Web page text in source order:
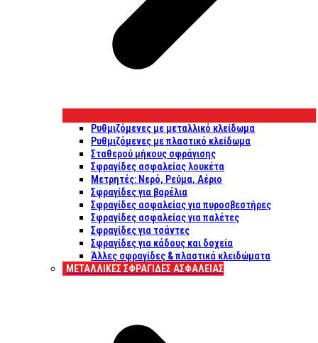
Ρυθμιζόμενες με μεταλλικό κλείδωμα
Ρυθμιζόμενες με πλαστικό κλείδωμα
Σταθερού μήκους σφράγισης
Σφραγίδες ασφαλείας λουκέτα
Μετρητές: Νερό, Ρεύμα, Αέριο
Σφραγίδες για βαρέλια
Σφραγίδες ασφαλείας για πυροσβεστήρες
Σφραγίδες ασφαλείας για παλέτες
Σφραγίδες για τσάντες
Σφραγίδες για κάδους και δοχεία
Άλλες σφραγίδες & πλαστικά κλειδώματα
ΜΕΤΑΛΛΙΚΕΣ ΣΦΡΑΓΙΔΕΣ ΑΣΦΑΛΕΙΑΣ